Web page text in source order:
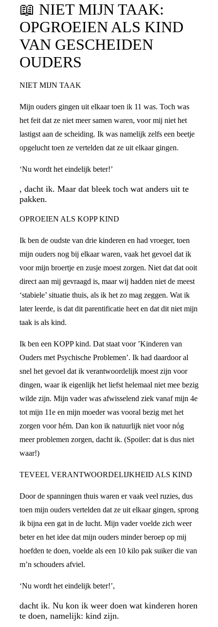
📖 NIET MIJN TAAK:
OPGROEIEN ALS KIND
VAN GESCHEIDEN
OUDERS
NIET MIJN TAAK
Mijn ouders gingen uit elkaar toen ik 11 was. Toch was
het feit dat ze niet meer samen waren, voor mij niet het
lastigst aan de scheiding. Ik was namelijk zelfs een beetje
opgelucht toen ze vertelden dat ze uit elkaar gingen.
‘Nu wordt het eindelijk beter!’
, dacht ik. Maar dat bleek toch wat anders uit te
pakken.
OPROEIEN ALS KOPP KIND
Ik ben de oudste van drie kinderen en had vroeger, toen
mijn ouders nog bij elkaar waren, vaak het gevoel dat ik
voor mijn broertje en zusje moest zorgen. Niet dat dat ooit
direct aan mij gevraagd is, maar wij hadden niet de meest
‘stabiele’ situatie thuis, als ik het zo mag zeggen. Wat ik
later leerde, is dat dit parentificatie heet en dat dit niet mijn
taak is als kind.
Ik ben een KOPP kind. Dat staat voor ’Kinderen van
Ouders met Psychische Problemen’. Ik had daardoor al
snel het gevoel dat ik verantwoordelijk moest zijn voor
dingen, waar ik eigenlijk het liefst helemaal niet mee bezig
wilde zijn. Mijn vader was afwisselend ziek vanaf mijn 4e
tot mijn 11e en mijn moeder was vooral bezig met het
zorgen voor hém. Dan kon ik natuurlijk niet voor nóg
meer problemen zorgen, dacht ik. (Spoiler: dat is dus niet
waar!)
TEVEEL VERANTWOORDELIJKHEID ALS KIND
Door de spanningen thuis waren er vaak veel ruzies, dus
toen mijn ouders vertelden dat ze uit elkaar gingen, sprong
ik bijna een gat in de lucht. Mijn vader voelde zich weer
beter en het idee dat mijn ouders minder beroep op mij
hoefden te doen, voelde als een 10 kilo pak suiker die van
m’n schouders afviel.
‘Nu wordt het eindelijk beter!’,
dacht ik. Nu kon ik weer doen wat kinderen horen
te doen, namelijk: kind zijn.